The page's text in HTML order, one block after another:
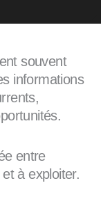
souvent
informations
entre
à exploiter.